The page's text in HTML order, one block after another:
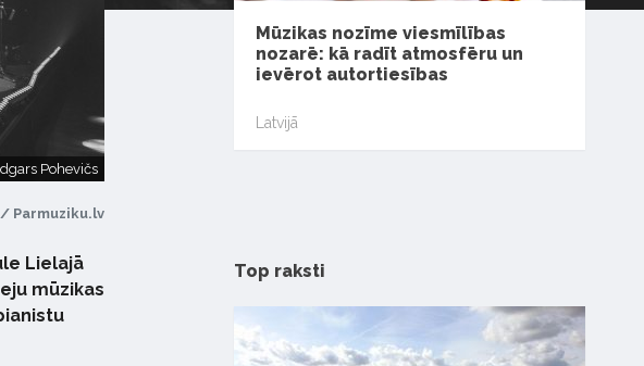
Pohevičs
/ Parmuziku.lv
Lielajā
mūzikas
Mūzikas nozīme viesmīlības
nozarē: kā radīt atmosfēru un
ievērot autortiesības
Latvijā
Top raksti